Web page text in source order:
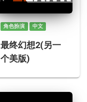
角色扮演 中文
最终幻想2(另一
个美版)